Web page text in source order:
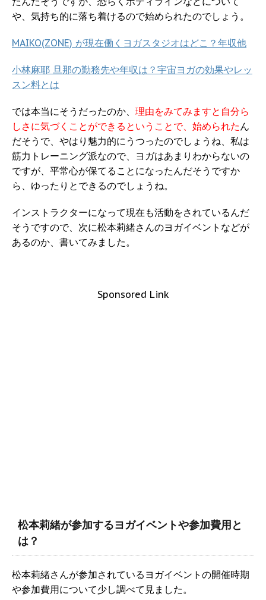
や、気持ち的に落ち着けるので始められたのでしょう。
MAIKO(ZONE) が現在働くヨガスタジオはどこ？年収他
小林麻耶 旦那の勤務先や年収は？宇宙ヨガの効果やレッ
スン料とは
では本当にそうだったのか、 理由をみてみますと自分ら
しさに気づくことができるということで、始められたん
だそうで、やはり魅力的にうつったのでしょうね、私は
筋力トレーニング派なので、ヨガはあまりわからないの
ですが、平常心が保てることになったんだそうですか
ら、ゆったりとできるのでしょうね。
インストラクターになって現在も活動をされているんだ
そうですので、次に松本莉緒さんのヨガイベントなどが
あるのか、書いてみました。
Sponsored Link
松本莉緒が参加するヨガイベントや参加費用と
は？
松本莉緒さんが参加されているヨガイベントの開催時期
や参加費用について少し調べて見ました。